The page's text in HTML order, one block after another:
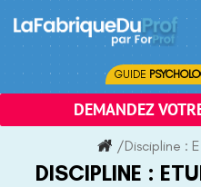
content
GUIDE
DEMANDEZ
/Discipline :
DISCIPLINE :